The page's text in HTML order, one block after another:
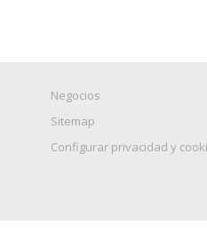
Negocios
Sitemap
Configurar privacidad y